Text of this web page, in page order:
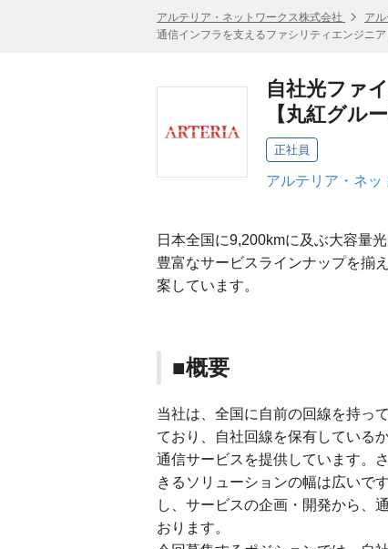
アルテリア・ネットワークス株式会社 ア
通信インフラを支えるファシリティエンジニ
自社光ファ
【丸紅グル
正社員
アルテリア・ネッ
日本全国に9,200kmに及ぶ大容量
豊富なサービスラインナップを揃
案しています。
■概要
当社は、全国に自前の回線を持っ
ており、自社回線を保有している
通信サービスを提供しています。
きるソリューションの幅は広いで
し、サービスの企画・開発から、
おります。